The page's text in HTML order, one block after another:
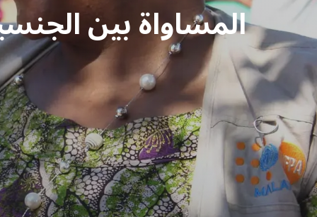
i
g
a
t
i
المساواة بين